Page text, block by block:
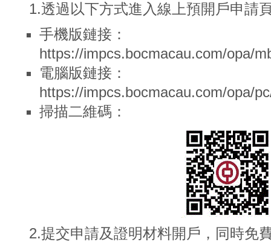
1.透過以下方式進入線上預開戶申請
手機版鏈接：
https://impcs.bocmacau.com/opa/
電腦版鏈接：
https://impcs.bocmacau.com/opa/
掃描二維碼：
2.提交申請及證明材料開戶，同時免